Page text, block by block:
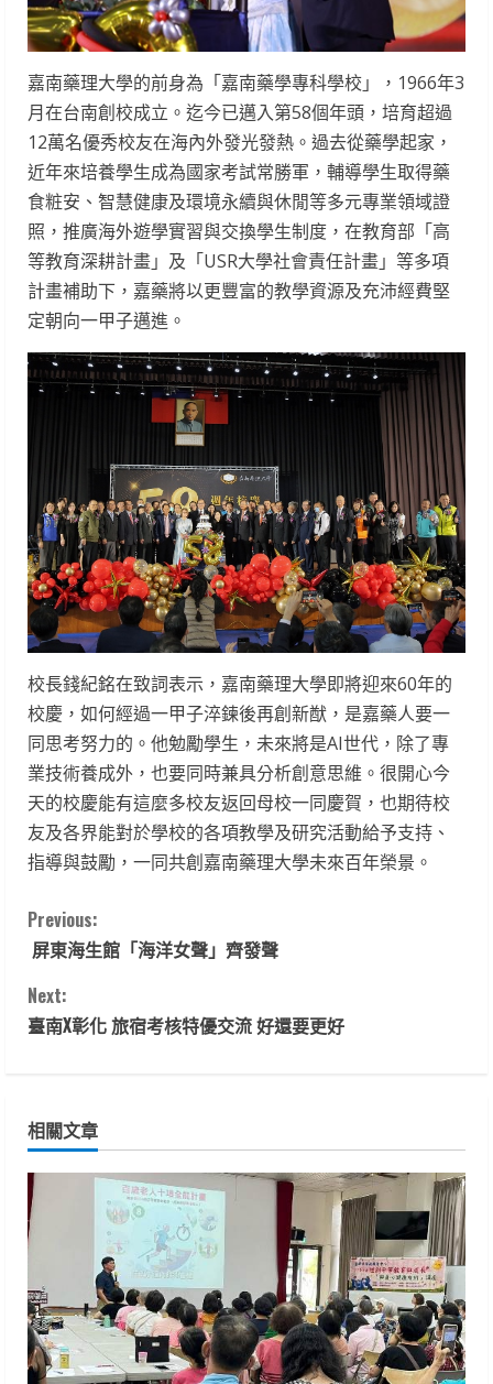
嘉南藥理大學的前身為「嘉南藥學專科學校」，1966年3
月在台南創校成立。迄今已邁入第58個年頭，培育超過
12萬名優秀校友在海內外發光發熱。過去從藥學起家，
近年來培養學生成為國家考試常勝軍，輔導學生取得藥
食粧安、智慧健康及環境永續與休閒等多元專業領域證
照，推廣海外遊學實習與交換學生制度，在教育部「高
等教育深耕計畫」及「USR大學社會責任計畫」等多項
計畫補助下，嘉藥將以更豐富的教學資源及充沛經費堅
定朝向一甲子邁進。
校長錢紀銘在致詞表示，嘉南藥理大學即將迎來60年的
校慶，如何經過一甲子淬鍊後再創新猷，是嘉藥人要一
同思考努力的。他勉勵學生，未來將是AI世代，除了專
業技術養成外，也要同時兼具分析創意思維。很開心今
天的校慶能有這麼多校友返回母校一同慶賀，也期待校
友及各界能對於學校的各項教學及研究活動給予支持、
指導與鼓勵，一同共創嘉南藥理大學未來百年榮景。
C
o
n
i
n
u
e
R
e
Previous:
屏東海生館「海洋女聲」齊發聲
Next:
臺南X彰化 旅宿考核特優交流 好還要更好
相關文章